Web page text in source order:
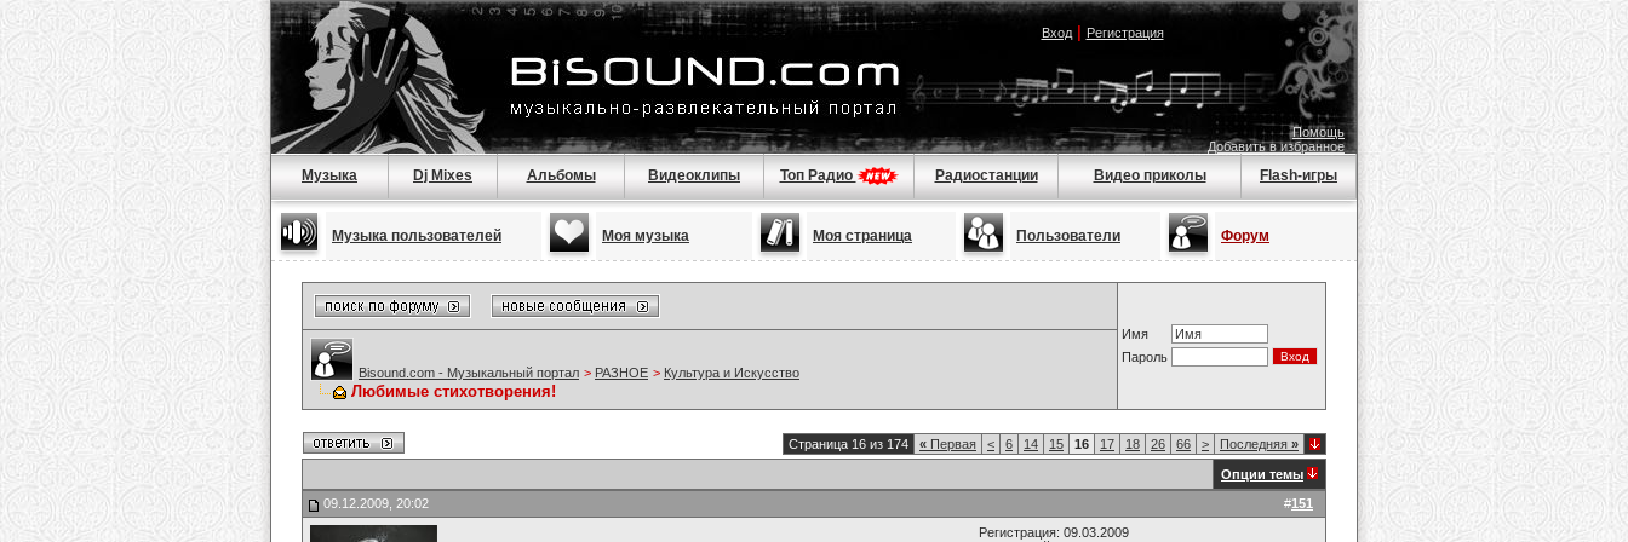
Вход| Регистрация
Помощь
Добавить в избранное
Музыка Dj Mixes Альбомы Видеоклипы Топ Радио Радиостанции Видео приколы Flash-игры
Музыка пользователей Моя музыка Моя страница Пользователи Форум
Имя
Пароль
Bisound.com - Музыкальный портал > РАЗНОЕ > Культура и Искусство
Любимые стихотворения!
Страница 16 из 174 « Первая < 6 14 15 16 17 18 26 66 > Последняя »
Опции темы
#151
09.12.2009, 20:02
Регистрация: 09.03.2009